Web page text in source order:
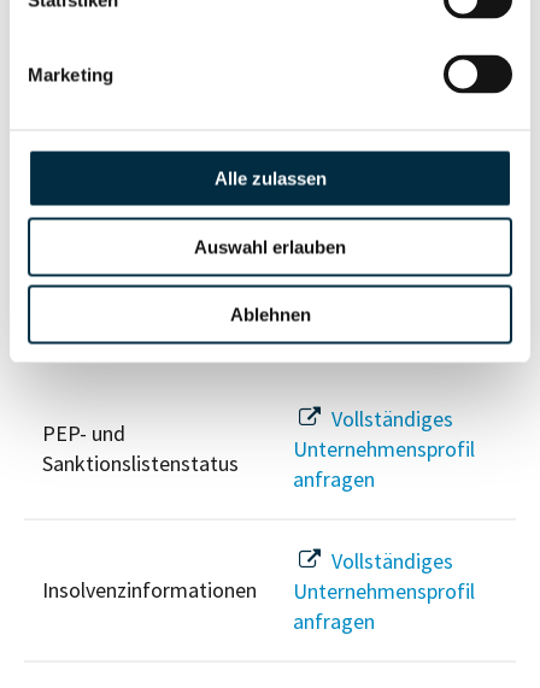
Marketing
Alle zulassen
Auswahl erlauben
Ablehnen
Vollständiges
Unternehmensprofil
Berechtigten Pfad
Unternehmensprofil
anfragen
Risikoinformationen
PEP- und
Sanktionslistenstatus
Vollständiges
Unternehmensprofil
anfragen
Insolvenzinformationen
Vollständiges
Unternehmensprofil
anfragen